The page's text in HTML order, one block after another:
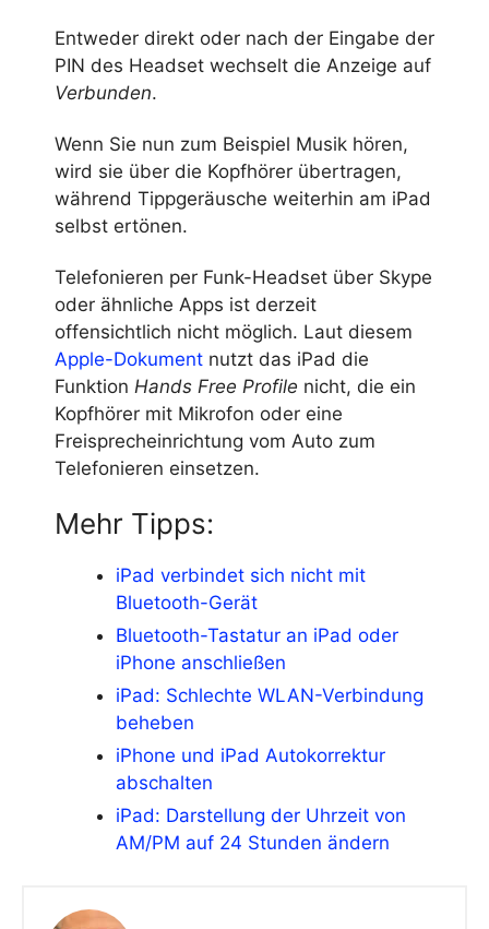
Entweder direkt oder nach der Eingabe der
PIN des Headset wechselt die Anzeige auf
Verbunden.
Wenn Sie nun zum Beispiel Musik hören,
wird sie über die Kopfhörer übertragen,
während Tippgeräusche weiterhin am iPad
selbst ertönen.
Telefonieren per Funk-Headset über Skype
oder ähnliche Apps ist derzeit
offensichtlich nicht möglich. Laut diesem
Apple-Dokument nutzt das iPad die
Funktion Hands Free Profile nicht, die ein
Kopfhörer mit Mikrofon oder eine
Freisprecheinrichtung vom Auto zum
Telefonieren einsetzen.
Mehr Tipps:
iPad verbindet sich nicht mit
Bluetooth-Gerät
Bluetooth-Tastatur an iPad oder
iPhone anschließen
iPad: Schlechte WLAN-Verbindung
beheben
iPhone und iPad Autokorrektur
abschalten
iPad: Darstellung der Uhrzeit von
AM/PM auf 24 Stunden ändern